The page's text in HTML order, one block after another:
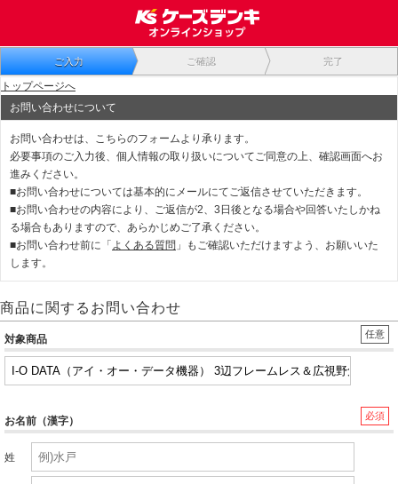
ご入力 ご確認 完了
トップページへ
お問い合わせについて
お問い合わせは、こちらのフォームより承ります。
必要事項のご入力後、個人情報の取り扱いについてご同意の上、確認画面へお
進みください。
■お問い合わせについては基本的にメールにてご返信させていただきます。
■お問い合わせの内容により、ご返信が2、3日後となる場合や回答いたしかね
る場合もありますので、あらかじめご了承ください。
■お問い合わせ前に「 よくある質問 」もご確認いただけますよう、お願いいた
します。
商品に関するお問い合わせ
任意
対象商品
必須
お名前（漢字）
姓